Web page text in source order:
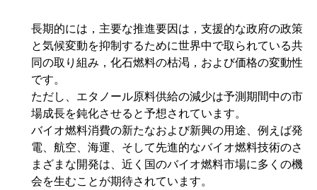
長期的には，主要な推進要因は，支援的な政府の政策
と気候変動を抑制するために世界中で取られている共
同の取り組み，化石燃料の枯渇，および価格の変動性
です。
ただし、エタノール原料供給の減少は予測期間中の市
場成長を鈍化させると予想されています。
バイオ燃料消費の新たなおよび新興の用途、例えば発
電、航空、海運、そして先進的なバイオ燃料技術のさ
まざまな開発は、近く国のバイオ燃料市場に多くの機
会を生むことが期待されています。